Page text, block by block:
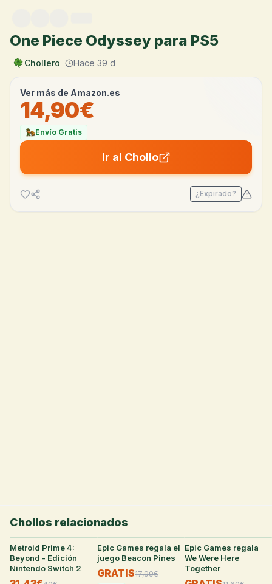
One Piece Odyssey para PS5
Chollero Hace 39 d
Ver más de Amazon.es
14,90€
Envío Gratis
Ir al Chollo
¿Expirado?
Chollos relacionados
Metroid Prime 4:
Beyond - Edición
Nintendo Switch 2
11 °
Epic Games regala el
juego Beacon Pines
GRATIS17,99€
8
Epic Games regala
We Were Here
Together